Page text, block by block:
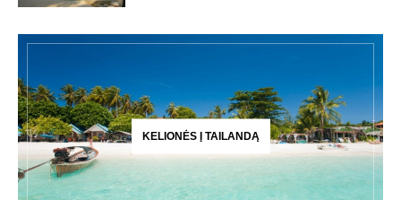
KELIONĖS Į TAILANDĄ